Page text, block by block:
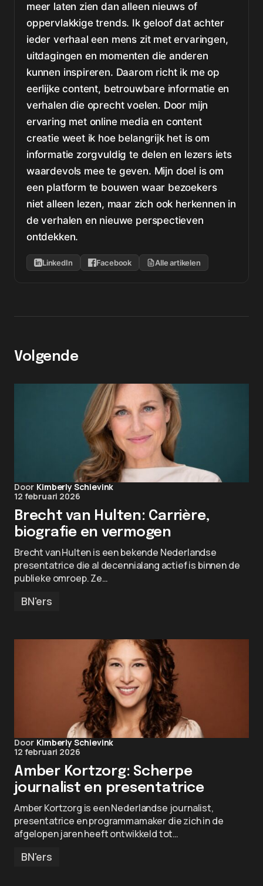
meer laten zien dan alleen nieuws of
oppervlakkige trends. Ik geloof dat achter
ieder verhaal een mens zit met ervaringen,
uitdagingen en momenten die anderen
kunnen inspireren. Daarom richt ik me op
eerlijke content, betrouwbare informatie en
verhalen die oprecht voelen. Door mijn
ervaring met online media en content
creatie weet ik hoe belangrijk het is om
informatie zorgvuldig te delen en lezers iets
waardevols mee te geven. Mijn doel is om
een platform te bouwen waar bezoekers
niet alleen lezen, maar zich ook herkennen in
de verhalen en nieuwe perspectieven
ontdekken.
LinkedIn Facebook Alle artikelen
Volgende
Door Kimberly Schievink
12 februari 2026
Brecht van Hulten: Carrière,
biografie en vermogen
Brecht van Hulten is een bekende Nederlandse
presentatrice die al decennialang actief is binnen de
publieke omroep. Ze…
BN'ers
Door Kimberly Schievink
12 februari 2026
Amber Kortzorg: Scherpe
journalist en presentatrice
Amber Kortzorg is een Nederlandse journalist,
presentatrice en programmamaker die zich in de
afgelopen jaren heeft ontwikkeld tot…
BN'ers